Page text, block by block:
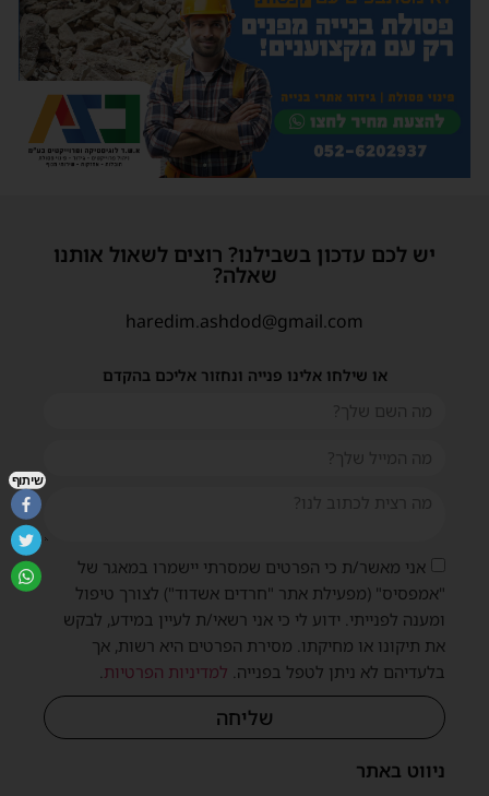
ניווט באתר
יש לכם עדכון בשבילנו? רוצים לשאול אותנו
שאלה?
haredim.ashdod@gmail.com
או שילחו אלינו פנייה ונחזור אליכם בהקדם
אני מאשר/ת כי הפרטים שמסרתי יישמרו במאגר של
"אמפסיס" (מפעילת אתר "חרדים אשדוד") לצורך טיפול
ומענה לפנייתי. ידוע לי כי אני רשאי/ת לעיין במידע, לבקש
את תיקונו או מחיקתו. מסירת הפרטים היא רשות, אך
בלעדיהם לא ניתן לטפל בפנייה. למדיניות הפרטיות.
שליחה
שיתוף